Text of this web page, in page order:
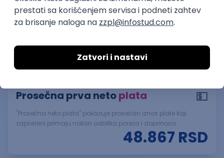
Plata
Prosečna prva netoplata 💵
"Prosečna neto plata" pokazuje prosečan iznos plate koji
zaposleni primaju nakon odbitka poreza i doprinosa.
48.867 RSD